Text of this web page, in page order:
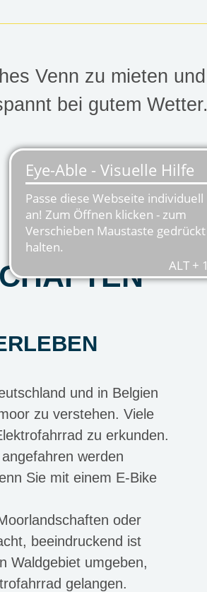
Venn zu mieten und
bei gutem Wetter.
und in Belgien
zu verstehen. Viele
zu erkunden.
werden
Sie mit einem E-Bike
oder
beeindruckend ist
Waldgebiet umgeben,
gelangen.